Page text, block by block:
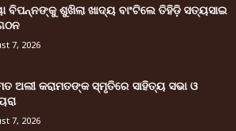
ବିପନ୍ନଙ୍କୁ ଶୁଖିଲା ଖାଦ୍ୟ ବାଂଟିଲେ ତିହିଡି଼ ସତ୍ୟସାଇ
7, 2026
ଅଲୀ କରାମତଙ୍କ ସ୍ମୃତିରେ ସାହିତ୍ୟ ସଭା ଓ
7, 2026